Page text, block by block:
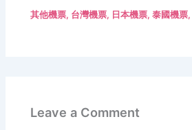
其他機票, 台灣機票, 日本機票,泰國機票
Leave a Comment